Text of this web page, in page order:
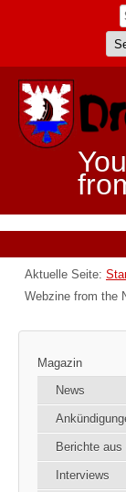
Aktuelle Seite:
Webzine from the
Magazin
News
Berichte
Interviews